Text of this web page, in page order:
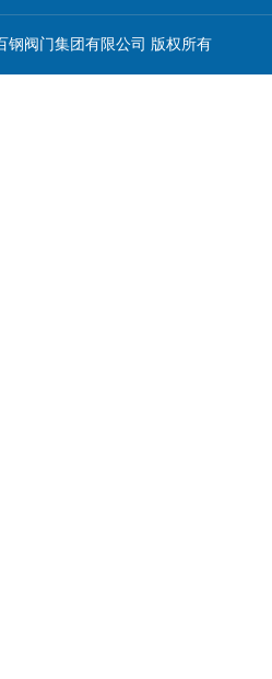
阀门集团有限公司 版权所有